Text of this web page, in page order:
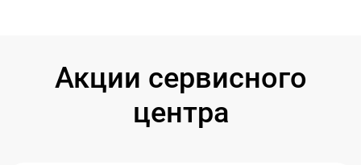
Акции сервисного
центра